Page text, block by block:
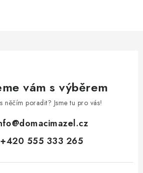
vám s výběrem
něčím poradit? Jsme tu pro vás!
@domacimazel.cz
+420 555 333 265